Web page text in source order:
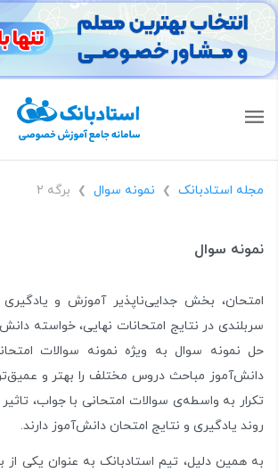
مجله استادبانک ❯ نمونه سوال ❯ برگه 2
نمونه سوال
امتحان، بخش جدایی‌ناپذیر آموزش و
سربلندی در نتایج امتحانات نهایی، خواسته
حل نمونه سوال به ویژه نمونه سوالات
دانش‌آموز مباحث دروس مختلف را بهتر و
تکرار به واسطه‌ی سوالات امتحانی با جواب،
روند یادگیری و نتایج امتحان دانش‌آموز دارند.
به همین دلیل، تیم استادبانک به عنوان یکی از